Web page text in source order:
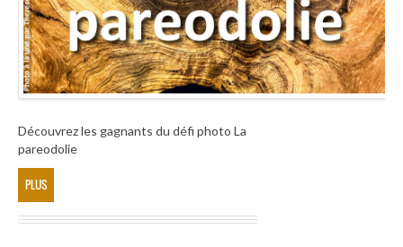
Découvrez les gagnants du défi photo La
pareodolie
PLUS